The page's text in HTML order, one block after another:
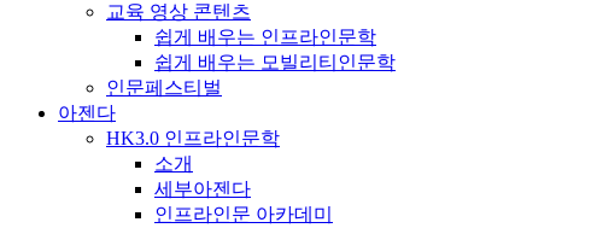
교육 영상 콘텐츠
쉽게 배우는 인프라인문학
쉽게 배우는 모빌리티인문학
인문페스티벌
아젠다
HK3.0 인프라인문학
소개
세부아젠다
인프라인문 아카데미